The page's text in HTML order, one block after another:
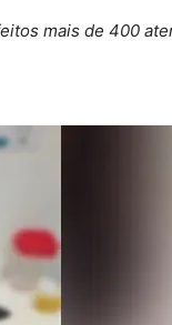
mais de 400